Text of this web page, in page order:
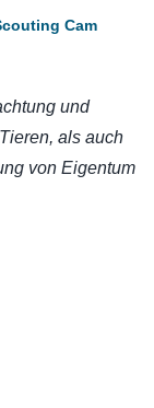
Cam
und
als auch
von Eigentum